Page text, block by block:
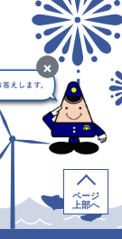
×
ページ
上部へ